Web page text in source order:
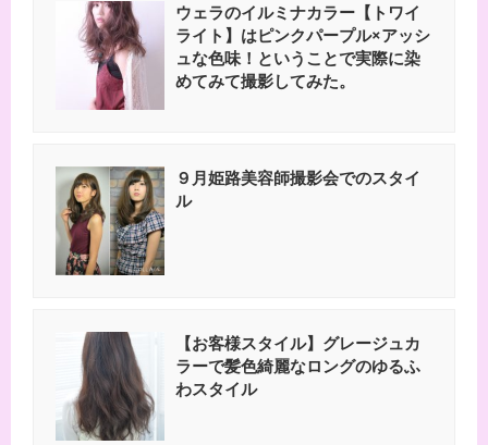
ウェラのイルミナカラー【トワイ
ライト】はピンクパープル×アッシ
ュな色味！ということで実際に染
めてみて撮影してみた。
９月姫路美容師撮影会でのスタイ
ル
【お客様スタイル】グレージュカ
ラーで髪色綺麗なロングのゆるふ
わスタイル